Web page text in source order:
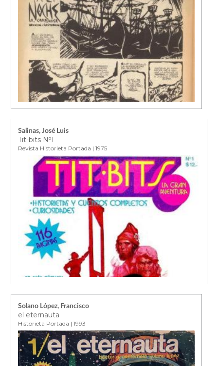
Salinas, José Luis
Tit-bits Nº1
Revista Historieta Portada | 1975
Solano López, Francisco
el eternauta
Historieta Portada | 1993